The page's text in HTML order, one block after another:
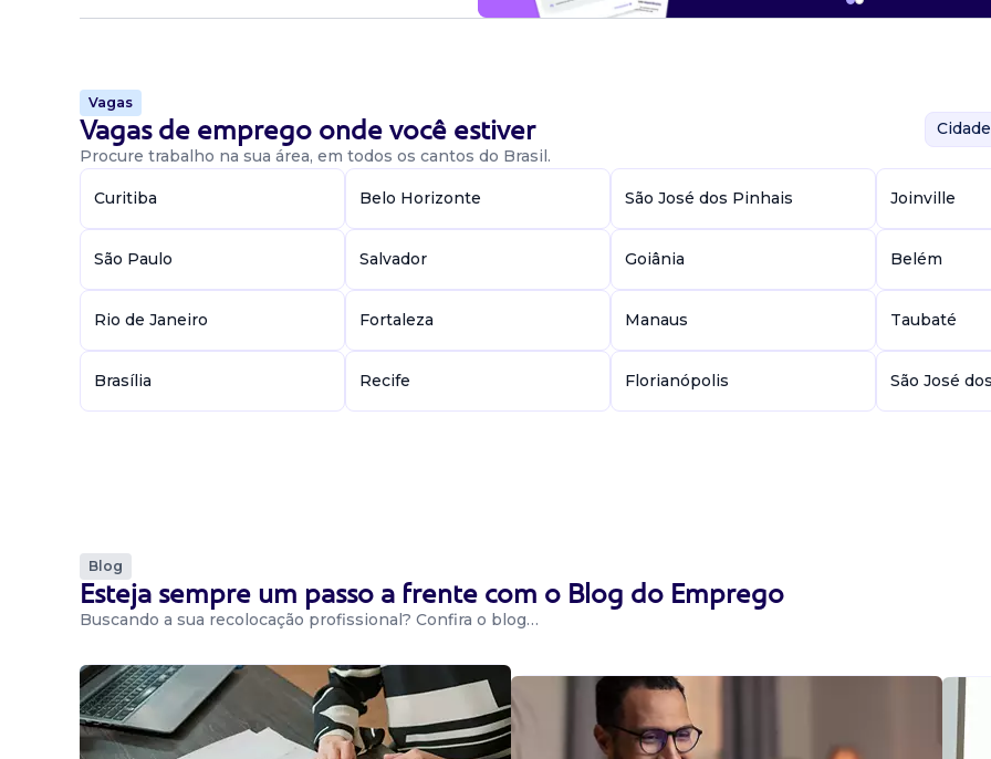
Vagas
Vagas de emprego onde você estiver
Procure trabalho na sua área, em todos os cantos do Brasil.
Curitiba Belo Horizonte São José dos Pinhais Joinville
São Paulo Salvador Goiânia Belém
Rio de Janeiro Fortaleza Manaus Taubaté
Brasília Recife Florianópolis São José
Blog
Esteja sempre um passo a frente com o Blog do Emprego
Buscando a sua recolocação profissional? Confira o blog…